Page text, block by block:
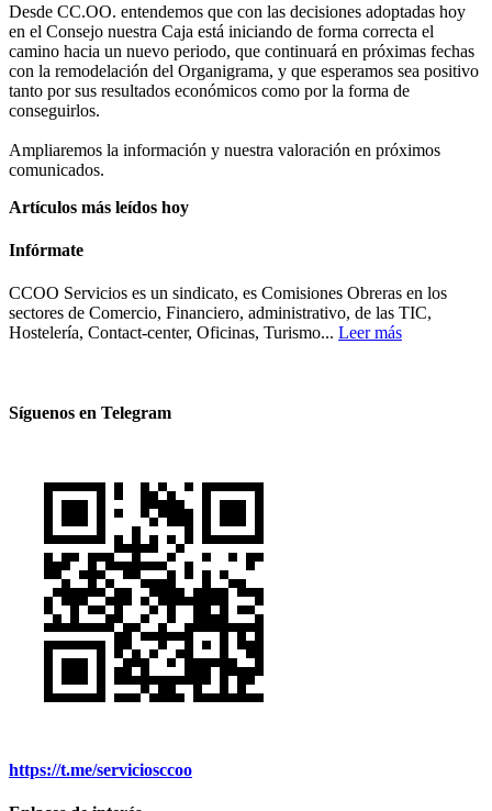
Desde CC.OO. entendemos que con las decisiones adoptadas hoy
en el Consejo nuestra Caja está iniciando de forma correcta el
camino hacia un nuevo periodo, que continuará en próximas fechas
con la remodelación del Organigrama, y que esperamos sea positivo
tanto por sus resultados económicos como por la forma de
conseguirlos.
Ampliaremos la información y nuestra valoración en próximos
comunicados.
Artículos más leídos hoy
Infórmate
CCOO Servicios es un sindicato, es Comisiones Obreras en los
sectores de Comercio, Financiero, administrativo, de las TIC,
Hostelería, Contact-center, Oficinas, Turismo... Leer más
Síguenos en Telegram
https://t.me/serviciosccoo